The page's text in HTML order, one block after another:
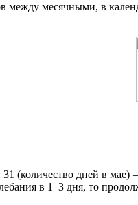
между месячными, в
(количество дней в
в 1–3 дня, то